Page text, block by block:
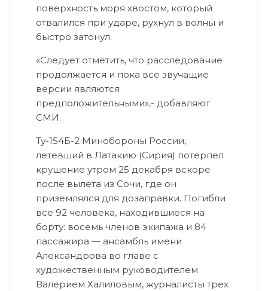
поверхность моря хвостом, который
отвалился при ударе, рухнул в волны и
быстро затонул.
«Следует отметить, что расследование
продолжается и пока все звучащие
версии являются
предположительными»,- добавляют
СМИ.
Ту-154Б-2 Минобороны России,
летевший в Латакию (Сирия) потерпел
крушение утром 25 декабря вскоре
после вылета из Сочи, где он
приземлялся для дозаправки. Погибли
все 92 человека, находившиеся на
борту: восемь членов экипажа и 84
пассажира — ансамбль имени
Александрова во главе с
художественным руководителем
Валерием Халиловым, журналисты трех